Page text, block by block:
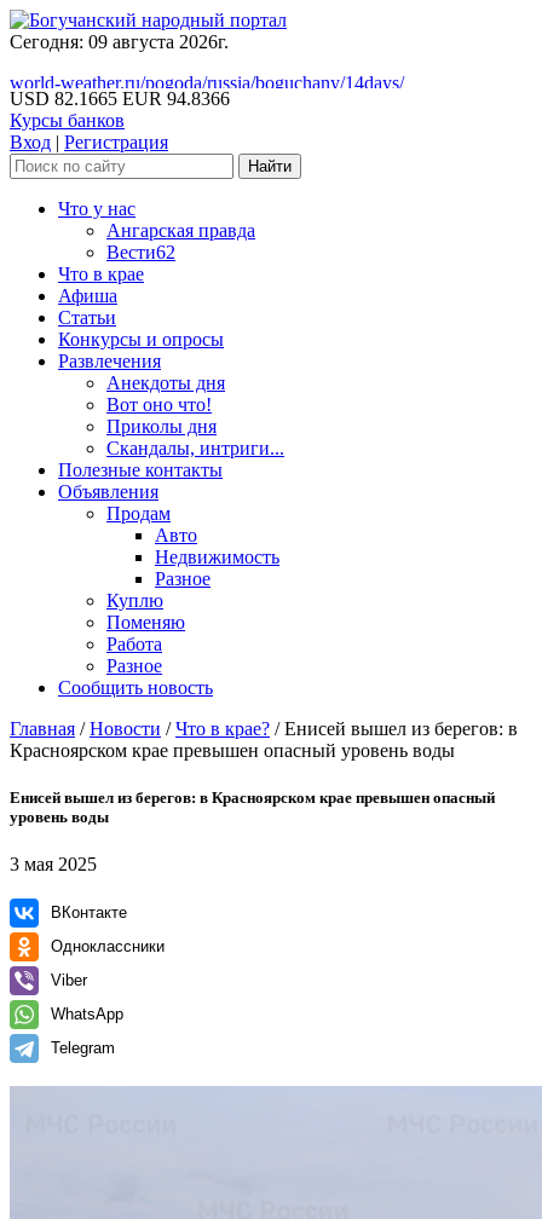
Сегодня: 09 августа 2026г.
world-weather.ru/pogoda/russia/boguchany/14days/
USD 82.1665 EUR 94.8366
Курсы банков
Вход | Регистрация
Что у нас
Ангарская правда
Вести62
Что в крае
Афиша
Статьи
Конкурсы и опросы
Развлечения
Анекдоты дня
Вот оно что!
Приколы дня
Скандалы, интриги...
Полезные контакты
Объявления
Продам
Авто
Недвижимость
Разное
Куплю
Поменяю
Работа
Разное
Сообщить новость
Главная /Новости /Что в крае? /Енисей вышел из берегов: в
Красноярском крае превышен опасный уровень воды
Енисей вышел из берегов: в Красноярском крае превышен опасный
уровень воды
3 мая 2025
ВКонтакте
Одноклассники
Viber
WhatsApp
Telegram